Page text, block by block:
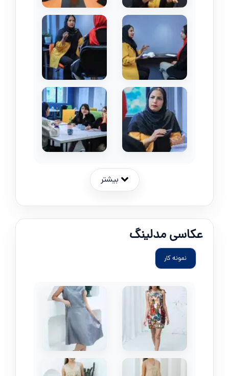
بیشتر
عکاسی مدلینگ
نمونه کار